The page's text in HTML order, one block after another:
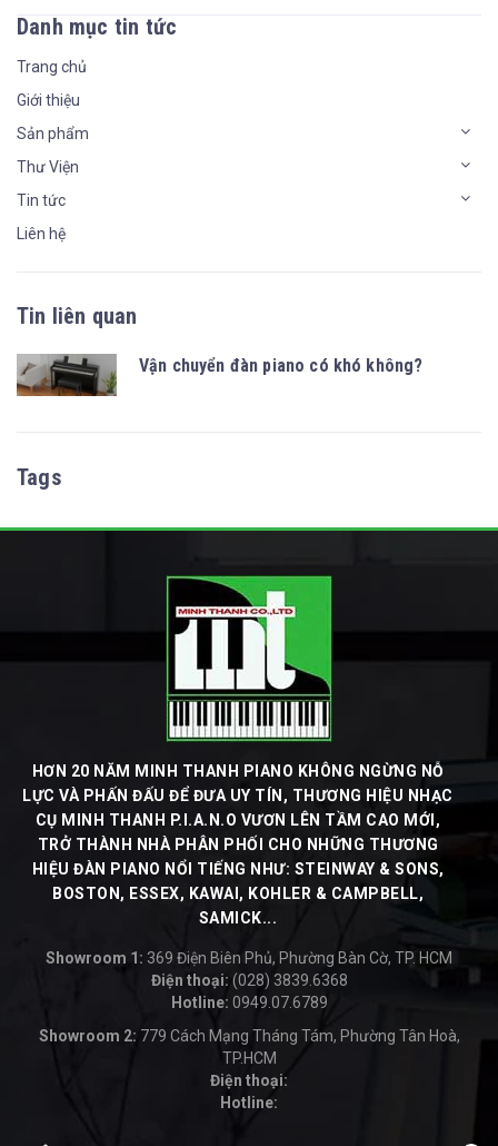
Danh mục tin tức
Trang chủ
Giới thiệu
Sản phẩm
Thư Viện
Tin tức
Liên hệ
Tin liên quan
Vận chuyển đàn piano có khó không?
Tags
HƠN 20 NĂM MINH THANH PIANO KHÔNG NGỪNG NỖ
LỰC VÀ PHẤN ĐẤU ĐỂ ĐƯA UY TÍN, THƯƠNG HIỆU NHẠC
CỤ MINH THANH P.I.A.N.O VƯƠN LÊN TẦM CAO MỚI,
TRỞ THÀNH NHÀ PHÂN PHỐI CHO NHỮNG THƯƠNG
HIỆU ĐÀN PIANO NỔI TIẾNG NHƯ: STEINWAY & SONS,
BOSTON, ESSEX, KAWAI, KOHLER & CAMPBELL,
SAMICK...
Showroom 1: 369 Điện Biên Phủ, Phường Bàn Cờ, TP. HCM
Điện thoại: (028) 3839.6368
-
Hotline: 0949.07.6789
Showroom 2: 779 Cách Mạng Tháng Tám, Phường Tân Hoà,
TP.HCM
Điện thoại:
-
Hotline: